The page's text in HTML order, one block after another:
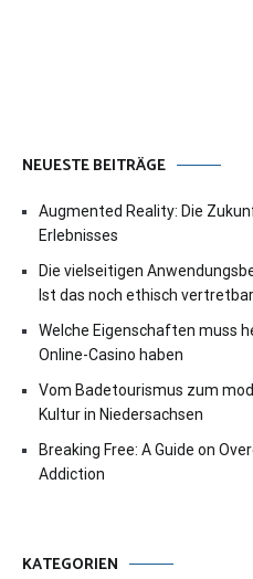
NEUESTE BEITRÄGE
Augmented Reality: Die
Erlebnisses
Die vielseitigen
Ist das noch ethisch
Welche Eigenschaften muss
Online-Casino haben
Vom Badetourismus zum
Kultur in Niedersachsen
Breaking Free: A Guide on
Addiction
KATEGORIEN